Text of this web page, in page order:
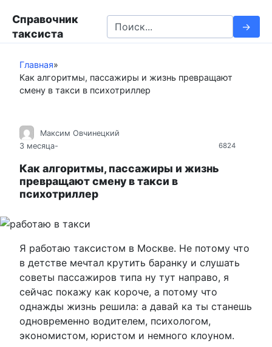
у
Справочник
таксиста
e
c
h
r
Главная»
Как алгоритмы, пассажиры и жизнь превращают
смену в такси в психотриллер
6824
Максим Овчинецкий
3 месяца-
Как алгоритмы, пассажиры и жизнь
превращают смену в такси в
психотриллер
Я работаю таксистом в Москве. Не потому что
в детстве мечтал крутить баранку и слушать
советы пассажиров типа ну тут направо, я
сейчас покажу как короче, а потому что
однажды жизнь решила: а давай ка ты станешь
одновременно водителем, психологом,
экономистом, юристом и немного клоуном.